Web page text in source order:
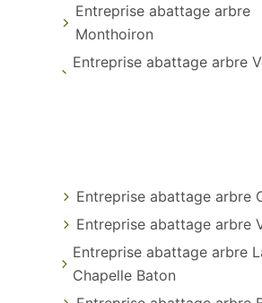
Entreprise abattage arbre
Monthoiron
Entreprise abattage arbre
Entreprise abattage arbre
Entreprise abattage arbre
Entreprise abattage arbre
Chapelle Baton